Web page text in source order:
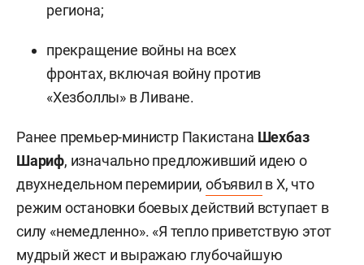
региона;
прекращение войны на всех
фронтах, включая войну против
«Хезболлы» в Ливане.
Ранее премьер-министр Пакистана Шехбаз
Шариф, изначально предложивший идею о
двухнедельном перемирии,объявил в Х, что
режим остановки боевых действий вступает в
силу «немедленно». «Я тепло приветствую этот
мудрый жест и выражаю глубочайшую